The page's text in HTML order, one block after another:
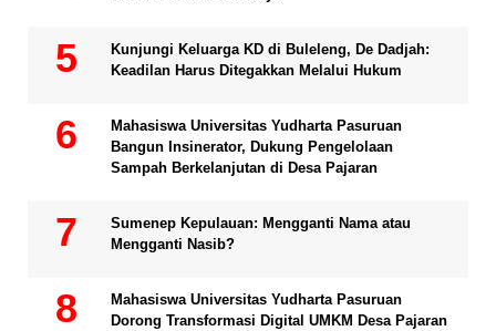
Kunjungi Keluarga KD di Buleleng, De Dadjah:
Keadilan Harus Ditegakkan Melalui Hukum
Mahasiswa Universitas Yudharta Pasuruan
Bangun Insinerator, Dukung Pengelolaan
Sampah Berkelanjutan di Desa Pajaran
Sumenep Kepulauan: Mengganti Nama atau
Mengganti Nasib?
Mahasiswa Universitas Yudharta Pasuruan
Dorong Transformasi Digital UMKM Desa Pajaran